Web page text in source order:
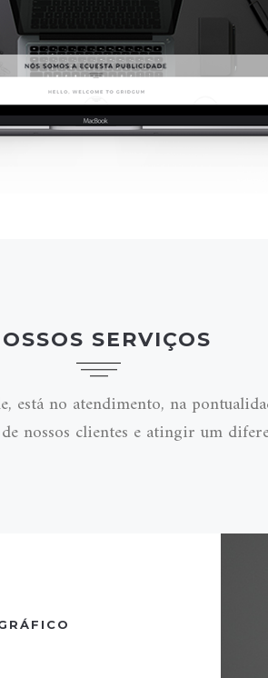
SERVIÇOS
no atendimento, na
nossos clientes e atingir um